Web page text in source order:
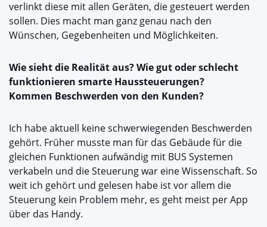
verlinkt diese mit allen Geräten, die gesteuert werden
sollen. Dies macht man ganz genau nach den
Wünschen, Gegebenheiten und Möglichkeiten.
Wie sieht die Realität aus? Wie gut oder schlecht
funktionieren smarte Haussteuerungen?
Kommen Beschwerden von den Kunden?
Ich habe aktuell keine schwerwiegenden Beschwerden
gehört. Früher musste man für das Gebäude für die
gleichen Funktionen aufwändig mit BUS Systemen
verkabeln und die Steuerung war eine Wissenschaft. So
weit ich gehört und gelesen habe ist vor allem die
Steuerung kein Problem mehr, es geht meist per App
über das Handy.